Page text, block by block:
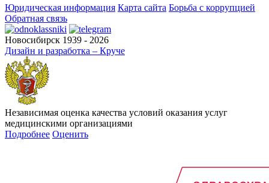
Юридическая информация Карта сайта Борьба с коррупцией
Обратная связь
Новосибирск 1939 - 2026
Дизайн и разработка – Круче
Независимая оценка качества условий оказания услуг
медицинскими организациями
Подробнее Оценить